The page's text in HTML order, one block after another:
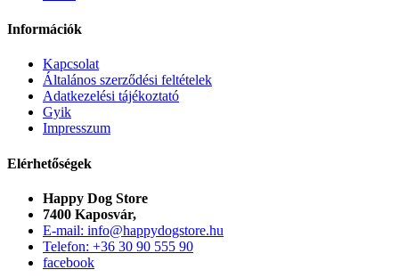
Információk
Kapcsolat
Általános szerződési feltételek
Adatkezelési tájékoztató
Gyik
Impresszum
Elérhetőségek
Happy Dog Store
7400 Kaposvár,
E-mail: info@happydogstore.hu
Telefon: +36 30 90 555 90
facebook